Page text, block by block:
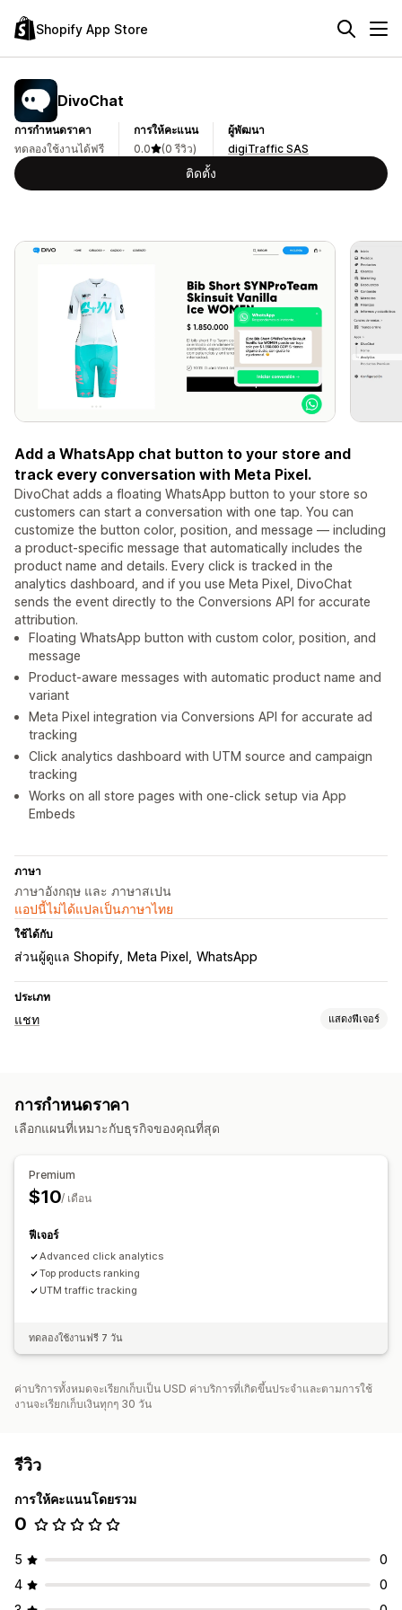
Shopify App Store
DivoChat
การกำหนดราคา
ทดลองใช้งานได้ฟรี
การให้คะแนน
0.0
(0 รีวิว)
ผู้พัฒนา
digiTraffic SAS
ติดตั้ง
Add a WhatsApp chat button to your store and
track every conversation with Meta Pixel.
DivoChat adds a floating WhatsApp button to your store so
customers can start a conversation with one tap. You can
customize the button color, position, and message — including
a product-specific message that automatically includes the
product name and details. Every click is tracked in the
analytics dashboard, and if you use Meta Pixel, DivoChat
sends the event directly to the Conversions API for accurate
attribution.
Floating WhatsApp button with custom color, position, and
message
Product-aware messages with automatic product name and
variant
Meta Pixel integration via Conversions API for accurate ad
tracking
Click analytics dashboard with UTM source and campaign
tracking
Works on all store pages with one-click setup via App
Embeds
ภาษา
ภาษาอังกฤษ และ ภาษาสเปน
แอปนี้ไม่ได้แปลเป็นภาษาไทย
ใช้ได้กับ
ส่วนผู้ดูแล Shopify Meta Pixel WhatsApp
ประเภท
แชท แสดงฟีเจอร์
ข้อมูลเชิงลึกของลูกค้า
การกำหนดราคา
เลือกแผนที่เหมาะกับธุรกิจของคุณที่สุด
Premium
$10/ เดือน
ฟีเจอร์
Advanced click analytics
Top products ranking
UTM traffic tracking
ทดลองใช้งานฟรี 7 วัน
ค่าบริการทั้งหมดจะเรียกเก็บเป็น USD ค่าบริการที่เกิดขึ้นประจำและตามการใช้
งานจะเรียกเก็บเงินทุกๆ 30 วัน
รีวิว
การให้คะแนนโดยรวม
0
5
0
4
0